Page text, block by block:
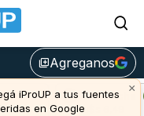
library_addAgreganos
×
iProUP a tus fuentes
en Google
Avalanche
u$s 6,49